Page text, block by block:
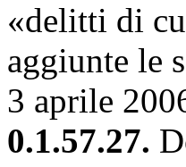
«delitti di
aggiunte le
3 aprile
0.1.57.27.